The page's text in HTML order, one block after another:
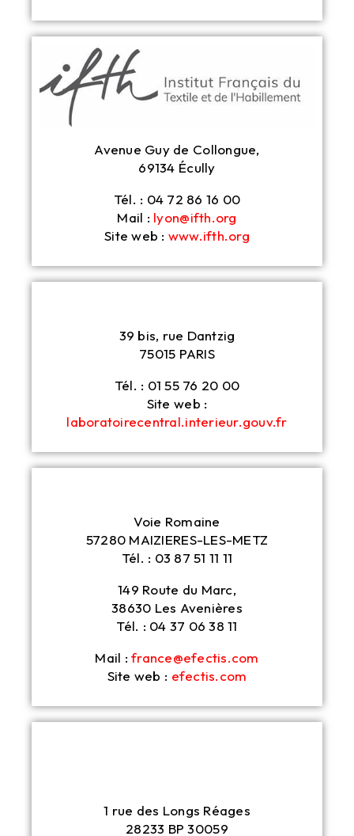
Avenue Guy de Collongue,
69134 Écully
Tél. : 04 72 86 16 00
Mail : lyon@ifth.org
Site web : www.ifth.org
39 bis, rue Dantzig
75015 PARIS
Tél. : 01 55 76 20 00
Site web :
laboratoirecentral.interieur.gouv.fr
Voie Romaine
57280 MAIZIERES-LES-METZ
Tél. : 03 87 51 11 11
149 Route du Marc,
38630 Les Avenières
Tél. : 04 37 06 38 11
Mail :france@efectis.com
Site web : efectis.com
1 rue des Longs Réages
28233 BP 30059